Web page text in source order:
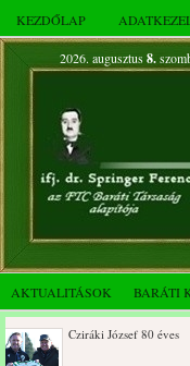
KEZDŐLAP
2026. augusztus 8.
AKTUALITÁSOK BARÁTI
Cziráki József 80 éves